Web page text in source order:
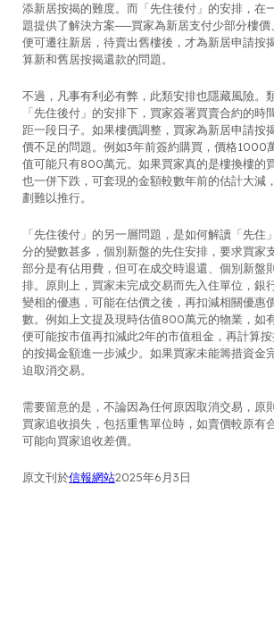
添新居按揭的難度。而「先住後付」的安排，在
題提供了解決方案──買家為新居支付少部分樓價
便可遷往新居，待賣出舊樓後，才為新居申請按
算新和舊居按揭還款的問題。
不過，凡事有利必有弊，此類安排也隱藏風險。
「先住後付」的安排下，買家簽署買賣合約的時
距一段日子。如果樓價調整，買家為新居申請按
價不足的問題。例如3年前簽約購買，價格1000
值可能只有800萬元。如果買家真的是樓換樓的
也一併下跌，可套現的金額較數年前的估計大減
劃難以推行。
「先住後付」的另一層問題，是如何解讀「先住
分的變數甚多，個別新盤的先住安排，要求買家
部分是有佔用費，但可在成交時退還、個別新盤
排。原則上，買家未完成交易而先入住單位，銀
變相的優惠，可能在估價之後，再扣減相關優惠
數。例如上文提及現時估值800萬元的物業，如
便可能按市值再扣減此2年的市值租金，再計算
的按揭金額進一步減少。如果買家未能籌措資金
迫取消交易。
需要留意的是，不論因為任何原因取消交易，原
買家追收損失，包括重售單位時，如賣價較原有
可能向買家追收差價。
原文刊於信報網站2025年6月3日